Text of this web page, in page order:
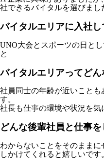
社できるバイタルを選びまし
バイタルエリアに入社
UNO大会とスポーツの日と
と
バイタルエリアってど
社員同士の年齢が近いことも
す。
社長も仕事の環境や状況を
どんな後輩社員と仕事を
わからないことをそのまま
しかけてくれると嬉しいです